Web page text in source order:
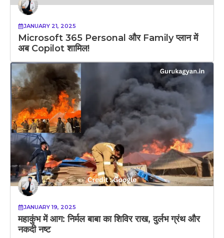
JANUARY 21, 2025
Microsoft 365 Personal और Family प्लान में
अब Copilot शामिल!
JANUARY 19, 2025
महाकुंभ में आग: निर्मल बाबा का शिविर राख, दुर्लभ ग्रंथ और
नकदी नष्ट